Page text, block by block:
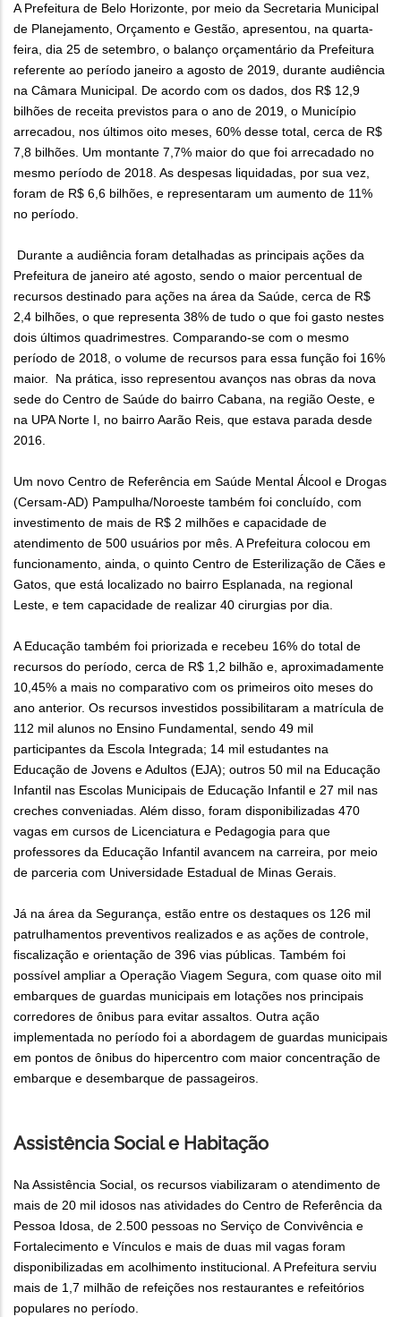
A Prefeitura de Belo Horizonte, por meio da Secretaria Municipal
de Planejamento, Orçamento e Gestão, apresentou, na quarta-
feira, dia 25 de setembro, o balanço orçamentário da Prefeitura
referente ao período janeiro a agosto de 2019, durante audiência
na Câmara Municipal. De acordo com os dados, dos R$ 12,9
bilhões de receita previstos para o ano de 2019, o Município
arrecadou, nos últimos oito meses, 60% desse total, cerca de R$
7,8 bilhões. Um montante 7,7% maior do que foi arrecadado no
mesmo período de 2018. As despesas liquidadas, por sua vez,
foram de R$ 6,6 bilhões, e representaram um aumento de 11%
no período.
Durante a audiência foram detalhadas as principais ações da
Prefeitura de janeiro até agosto, sendo o maior percentual de
recursos destinado para ações na área da Saúde, cerca de R$
2,4 bilhões, o que representa 38% de tudo o que foi gasto nestes
dois últimos quadrimestres. Comparando-se com o mesmo
período de 2018, o volume de recursos para essa função foi 16%
maior. Na prática, isso representou avanços nas obras da nova
sede do Centro de Saúde do bairro Cabana, na região Oeste, e
na UPA Norte I, no bairro Aarão Reis, que estava parada desde
2016.
Um novo Centro de Referência em Saúde Mental Álcool e Drogas
(Cersam-AD) Pampulha/Noroeste também foi concluído, com
investimento de mais de R$ 2 milhões e capacidade de
atendimento de 500 usuários por mês. A Prefeitura colocou em
funcionamento, ainda, o quinto Centro de Esterilização de Cães e
Gatos, que está localizado no bairro Esplanada, na regional
Leste, e tem capacidade de realizar 40 cirurgias por dia.
A Educação também foi priorizada e recebeu 16% do total de
recursos do período, cerca de R$ 1,2 bilhão e, aproximadamente
10,45% a mais no comparativo com os primeiros oito meses do
ano anterior. Os recursos investidos possibilitaram a matrícula de
112 mil alunos no Ensino Fundamental, sendo 49 mil
participantes da Escola Integrada; 14 mil estudantes na
Educação de Jovens e Adultos (EJA); outros 50 mil na Educação
Infantil nas Escolas Municipais de Educação Infantil e 27 mil nas
creches conveniadas. Além disso, foram disponibilizadas 470
vagas em cursos de Licenciatura e Pedagogia para que
professores da Educação Infantil avancem na carreira, por meio
de parceria com Universidade Estadual de Minas Gerais.
Já na área da Segurança, estão entre os destaques os 126 mil
patrulhamentos preventivos realizados e as ações de controle,
fiscalização e orientação de 396 vias públicas. Também foi
possível ampliar a Operação Viagem Segura, com quase oito mil
embarques de guardas municipais em lotações nos principais
corredores de ônibus para evitar assaltos. Outra ação
implementada no período foi a abordagem de guardas municipais
em pontos de ônibus do hipercentro com maior concentração de
embarque e desembarque de passageiros.
Assistência Social e Habitação
Na Assistência Social, os recursos viabilizaram o atendimento de
mais de 20 mil idosos nas atividades do Centro de Referência da
Pessoa Idosa, de 2.500 pessoas no Serviço de Convivência e
Fortalecimento e Vínculos e mais de duas mil vagas foram
disponibilizadas em acolhimento institucional. A Prefeitura serviu
mais de 1,7 milhão de refeições nos restaurantes e refeitórios
populares no período.